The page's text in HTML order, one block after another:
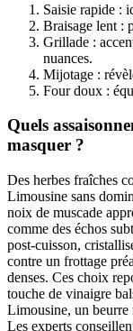
Saisie rapide :
Braisage lent :
Grillade :
nuances.
Mijotage :
Four doux :
Quels
masquer ?
Des herbes fraîches
Limousine sans
noix de muscade
comme des échos
post-cuisson,
contre un frottage
denses. Ces choix
touche de vinaigre
Limousine, un beurre
Les experts